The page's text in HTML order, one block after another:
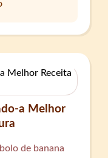
a Melhor
de banana